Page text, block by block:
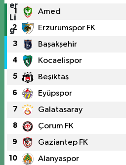
1 Amed
2 Erzurumspor FK
3 Başakşehir
4 Kocaelispor
5 Beşiktaş
6 Eyüpspor
7 Galatasaray
8 Çorum FK
9 Gaziantep FK
10 Alanyaspor